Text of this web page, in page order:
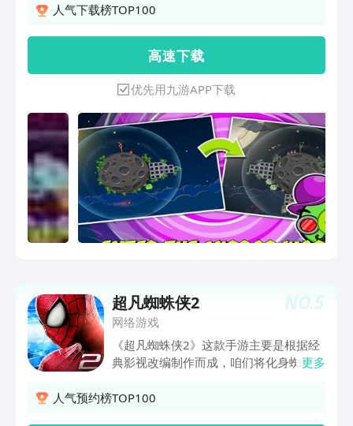
尖，利用失重状态攻击并快速击败所有独
人气下载榜TOP100
高 速 下 载
优先用九游APP下载
NO.5
超凡蜘蛛侠2
网络游戏
《超凡蜘蛛侠2》这款手游主要是根据经
典影视改编制作而成，咱们将化身蜘蛛侠
务就是要努力保护好这座城市，莫要被那
更多
人气预约榜TOP100